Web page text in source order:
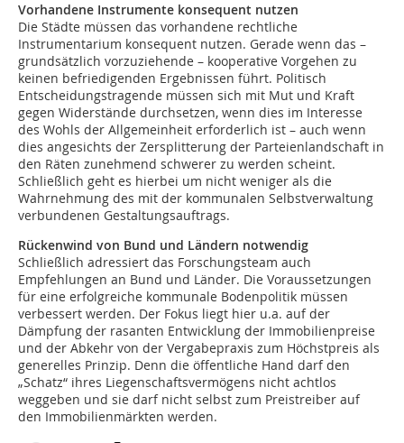
Vorhandene Instrumente konsequent nutzen
Die Städte müssen das vorhandene rechtliche
Instrumentarium konsequent nutzen. Gerade wenn das –
grundsätzlich vorzuziehende – kooperative Vorgehen zu
keinen befriedigenden Ergebnissen führt. Politisch
Entscheidungstragende müssen sich mit Mut und Kraft
gegen Widerstände durchsetzen, wenn dies im Interesse
des Wohls der Allgemeinheit erforderlich ist – auch wenn
dies angesichts der Zersplitterung der Parteienlandschaft in
den Räten zunehmend schwerer zu werden scheint.
Schließlich geht es hierbei um nicht weniger als die
Wahrnehmung des mit der kommunalen Selbstverwaltung
verbundenen Gestaltungsauftrags.
Rückenwind von Bund und Ländern notwendig
Schließlich adressiert das Forschungsteam auch
Empfehlungen an Bund und Länder. Die Voraussetzungen
für eine erfolgreiche kommunale Bodenpolitik müssen
verbessert werden. Der Fokus liegt hier u.a. auf der
Dämpfung der rasanten Entwicklung der Immobilienpreise
und der Abkehr von der Vergabepraxis zum Höchstpreis als
generelles Prinzip. Denn die öffentliche Hand darf den
„Schatz“ ihres Liegenschaftsvermögens nicht achtlos
weggeben und sie darf nicht selbst zum Preistreiber auf
den Immobilienmärkten werden.